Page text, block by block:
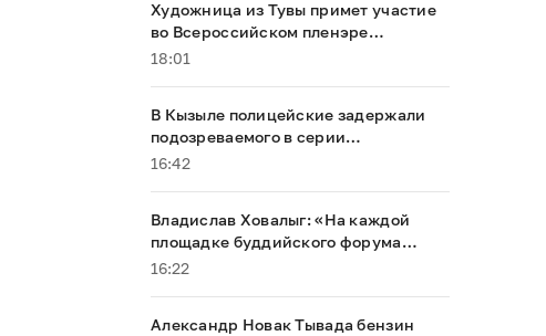
Художница из Тувы примет участие
во Всероссийском пленэре
акварелистов в Ханты-Мансийске
18:01
В Кызыле полицейские задержали
подозреваемого в серии
мошенничеств
16:42
Владислав Ховалыг: «На каждой
площадке буддийского форума
будет обеспечен строгий контроль
16:22
Александр Новак Тывада бензин